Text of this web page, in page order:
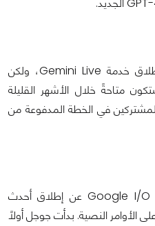
لم تُحدد جوجل موعدًا رسميًا لإطلاق خدمة Gemini Live، ولكن
متاحةً خلال الأشهر القليلة
في الخطة المدفوعة من
أعلنت جوجل خلال مؤتمر Google I/O 2024 عن إطلاق أحدث
الأوامر النصية. بدأت جوجل أولًا